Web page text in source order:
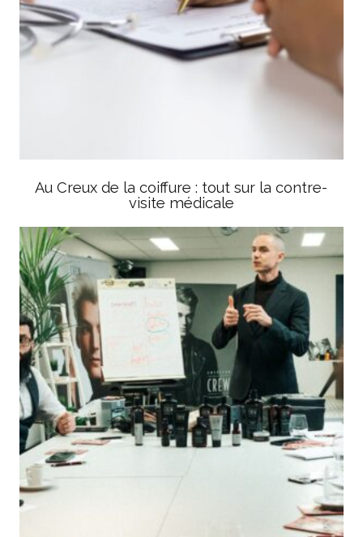
Au Creux de la coiffure : tout sur la contre-
visite médicale